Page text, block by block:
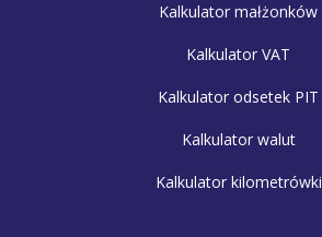
Kalkulator małżonków
Kalkulator VAT
Kalkulator odsetek PIT
Kalkulator walut
Kalkulator kilometrówki